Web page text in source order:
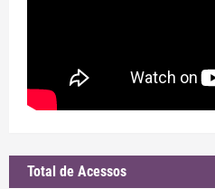
Total de Acessos